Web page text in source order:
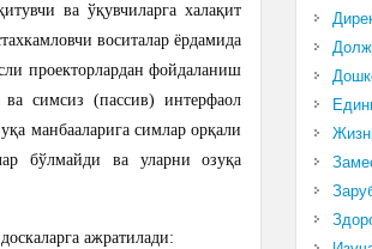
ва ўқувчиларга халақит
воситалар ёрдамида
проекторлардан фойдаланиш
симсиз (пассив) интерфаол
манбааларига симлар орқали
бўлмайди ва уларни озуқа
ажратилади: